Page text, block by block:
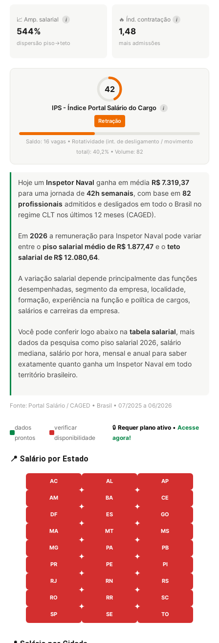
📈 Amp. salarial i
544%
dispersão piso→teto
🔥 Índ. contratação i
1,48
mais admissões
42
IPS - Índice Portal Salário do Cargo i
Retração
Saldo: 16 vagas • Rotatividade (int. de desligamento / movimento
total): 40,2% • Volume: 82
Hoje um Inspetor Naval ganha em média R$ 7.319,37
para uma jornada de 42h semanais, com base em 82
profissionais admitidos e desligados em todo o Brasil no
regime CLT nos últimos 12 meses (CAGED).
Em 2026 a remuneração para Inspetor Naval pode variar
entre o piso salarial médio de R$ 1.877,47 e o teto
salarial de R$ 12.080,64.
A variação salarial depende principalmente das funções
desempenhadas, segmento da empresa, localidade,
formação, experiência na função e política de cargos,
salários e carreiras da empresa.
Você pode conferir logo abaixo na tabela salarial, mais
dados da pesquisa como piso salarial 2026, salário
mediana, salário por hora, mensal e anual para saber
exatamente quanto ganha um Inspetor Naval em todo
território brasileiro.
Fonte: Portal Salário / CAGED • Brasil • 07/2025 a 06/2026
dados
prontos
verificar
disponibilidade
🔒Requer plano ativo •Acesse
agora!
📍 Salário por Estado
AC AL AP
AM BA CE
DF ES GO
MA MT MS
MG PA PB
PR PE PI
RJ RN RS
RO RR SC
SP SE TO